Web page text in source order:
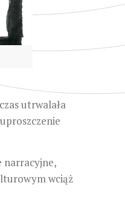
utrwalała
narracyjne,
wciąż